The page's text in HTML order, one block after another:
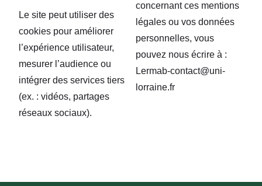
Le site peut utiliser des
cookies pour améliorer
l’expérience utilisateur,
mesurer l’audience ou
intégrer des services tiers
(ex. : vidéos, partages
réseaux sociaux).
concernant ces mentions
légales ou vos données
personnelles, vous
pouvez nous écrire à :
Lermab-contact@uni-
lorraine.fr